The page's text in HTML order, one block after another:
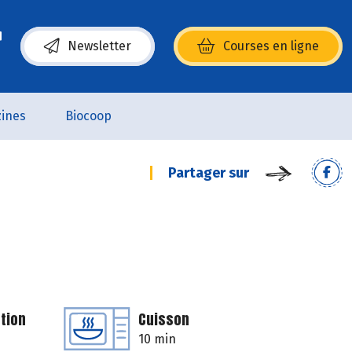
Newsletter Courses en ligne
(s’ouvre dans une nouvelle fenêtre)
Biocoop
Partager sur
Cuisson
10 min